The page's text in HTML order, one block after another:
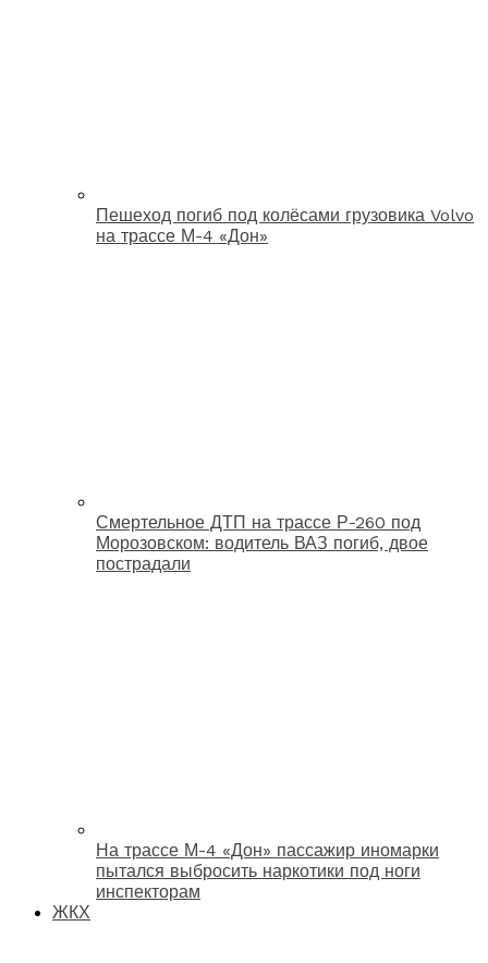
Пешеход погиб под колёсами грузовика Volvo
на трассе М-4 «Дон»
Смертельное ДТП на трассе Р-260 под
Морозовском: водитель ВАЗ погиб, двое
пострадали
На трассе М-4 «Дон» пассажир иномарки
пытался выбросить наркотики под ноги
инспекторам
ЖКХ